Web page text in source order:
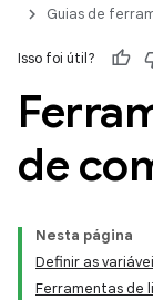
Guias de
Isso foi útil?
de
Nesta página
Definir as
Ferramentas de